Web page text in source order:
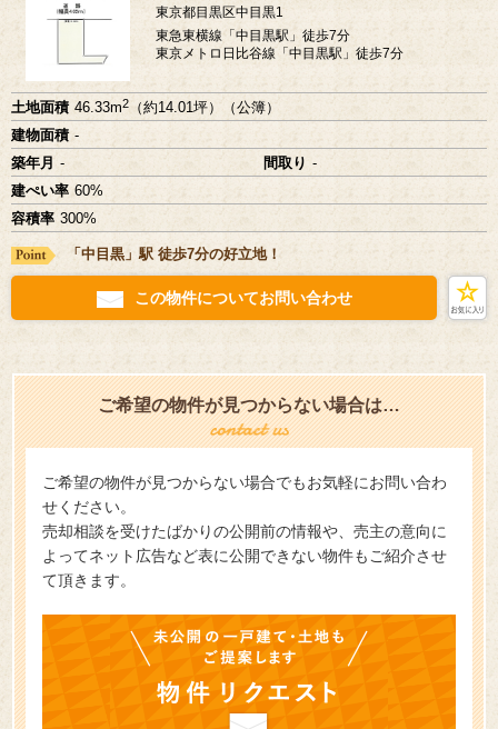
東京都目黒区中目黒1
東急東横線「中目黒駅」徒歩7分
東京メトロ日比谷線「中目黒駅」徒歩7分
土地面積 46.33m2
（約14.01坪）（公簿）
建物面積 -
築年月 - 間取り -
建ぺい率 60%
容積率 300%
「中目黒」駅 徒歩7分の好立地！
この物件についてお問い合わせ
ご希望の物件が見つからない場合は…
ご希望の物件が見つからない場合でもお気軽にお問い合わ
せください。
売却相談を受けたばかりの公開前の情報や、売主の意向に
よってネット広告など表に公開できない物件もご紹介させ
て頂きます。